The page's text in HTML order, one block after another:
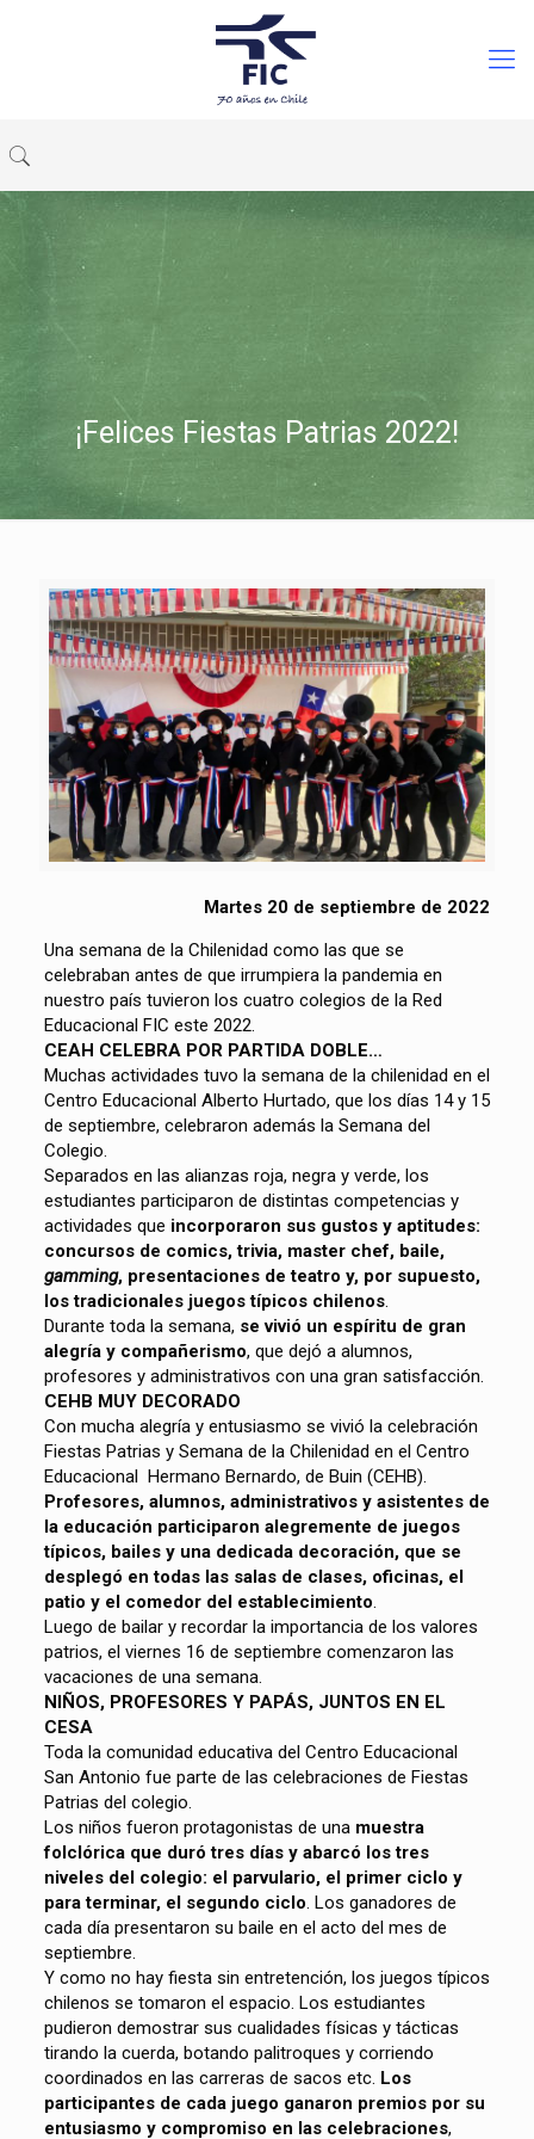
¡Felices Fiestas Patrias 2022!
Martes 20 de septiembre de 2022
Una semana de la Chilenidad como las que se
celebraban antes de que irrumpiera la pandemia en
nuestro país tuvieron los cuatro colegios de la Red
Educacional FIC este 2022.
CEAH CELEBRA POR PARTIDA DOBLE…
Muchas actividades tuvo la semana de la chilenidad en el
Centro Educacional Alberto Hurtado, que los días 14 y 15
de septiembre, celebraron además la Semana del
Colegio.
Separados en las alianzas roja, negra y verde, los
estudiantes participaron de distintas competencias y
actividades que incorporaron sus gustos y aptitudes:
concursos de comics, trivia, master chef, baile,
gamming, presentaciones de teatro y, por supuesto,
los tradicionales juegos típicos chilenos.
Durante toda la semana, se vivió un espíritu de gran
alegría y compañerismo, que dejó a alumnos,
profesores y administrativos con una gran satisfacción.
CEHB MUY DECORADO
Con mucha alegría y entusiasmo se vivió la celebración
Fiestas Patrias y Semana de la Chilenidad en el Centro
Educacional Hermano Bernardo, de Buin (CEHB).
Profesores, alumnos, administrativos y asistentes de
la educación participaron alegremente de juegos
típicos, bailes y una dedicada decoración, que se
desplegó en todas las salas de clases, oficinas, el
patio y el comedor del establecimiento.
Luego de bailar y recordar la importancia de los valores
patrios, el viernes 16 de septiembre comenzaron las
vacaciones de una semana.
NIÑOS, PROFESORES Y PAPÁS, JUNTOS EN EL
CESA
Toda la comunidad educativa del Centro Educacional
San Antonio fue parte de las celebraciones de Fiestas
Patrias del colegio.
Los niños fueron protagonistas de una muestra
folclórica que duró tres días y abarcó los tres
niveles del colegio: el parvulario, el primer ciclo y
para terminar, el segundo ciclo. Los ganadores de
cada día presentaron su baile en el acto del mes de
septiembre.
Y como no hay fiesta sin entretención, los juegos típicos
chilenos se tomaron el espacio. Los estudiantes
pudieron demostrar sus cualidades físicas y tácticas
tirando la cuerda, botando palitroques y corriendo
coordinados en las carreras de sacos etc. Los
participantes de cada juego ganaron premios por su
entusiasmo y compromiso en las celebraciones,